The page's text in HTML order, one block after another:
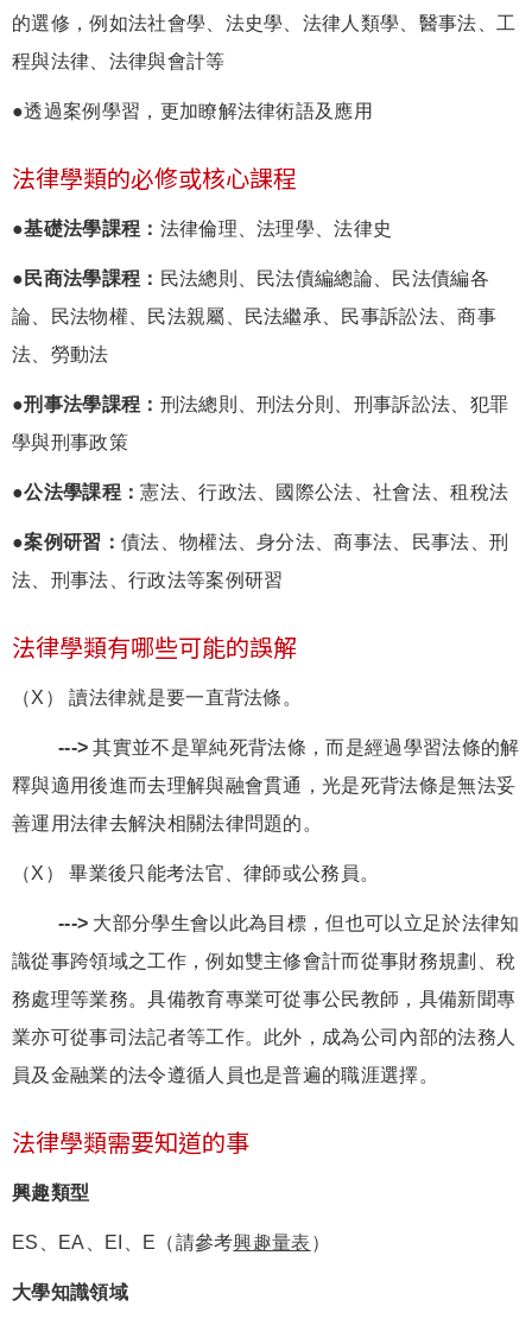
的選修，例如法社會學、法史學、法律人類學、醫事法、工
程與法律、法律與會計等
●透過案例學習，更加瞭解法律術語及應用
法律學類的必修或核心課程
●基礎法學課程： 法律倫理、法理學、法律史
●民商法學課程： 民法總則、民法債編總論、民法債編各
論、民法物權、民法親屬、民法繼承、民事訴訟法、商事
法、勞動法
●刑事法學課程： 刑法總則、刑法分則、刑事訴訟法、犯罪
學與刑事政策
●公法學課程：憲法、行政法、國際公法、社會法、租稅法
●案例研習： 債法、物權法、身分法、商事法、民事法、刑
法、刑事法、行政法等案例研習
法律學類有哪些可能的誤解
（X） 讀法律就是要一直背法條。
---> 其實並不是單純死背法條，而是經過學習法條的解
釋與適用後進而去理解與融會貫通，光是死背法條是無法妥
善運用法律去解決相關法律問題的。
（X） 畢業後只能考法官、律師或公務員。
---> 大部分學生會以此為目標，但也可以立足於法律知
識從事跨領域之工作，例如雙主修會計而從事財務規劃、稅
務處理等業務。具備教育專業可從事公民教師，具備新聞專
業亦可從事司法記者等工作。此外，成為公司內部的法務人
員及金融業的法令遵循人員也是普遍的職涯選擇。
法律學類需要知道的事
興趣類型
ES、EA、EI、E（請參考興趣量表 ）
大學知識領域